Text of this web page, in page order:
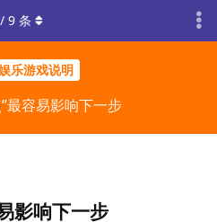
乐游戏说明
最容易影响下一步
/ 9 条
影响下一步